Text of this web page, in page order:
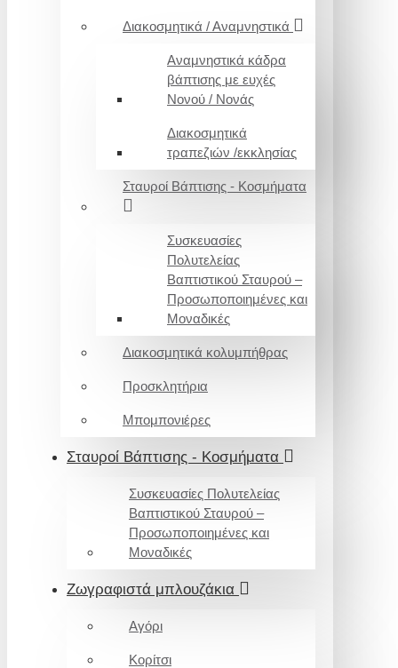
Διακοσμητικά / Αναμνηστικά
Αναμνηστικά κάδρα
βάπτισης με ευχές
Νονού / Νονάς
Διακοσμητικά
τραπεζιών /εκκλησίας
Σταυροί Βάπτισης - Κοσμήματα
Συσκευασίες
Πολυτελείας
Βαπτιστικού Σταυρού –
Προσωποποιημένες και
Μοναδικές
Διακοσμητικά κολυμπήθρας
Προσκλητήρια
Μπομπονιέρες
Σταυροί Βάπτισης - Κοσμήματα
Συσκευασίες Πολυτελείας
Βαπτιστικού Σταυρού –
Προσωποποιημένες και
Μοναδικές
Ζωγραφιστά μπλουζάκια
Αγόρι
Κορίτσι